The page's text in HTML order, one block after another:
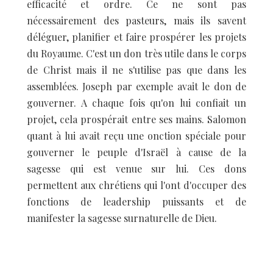
efficacité et ordre. Ce ne sont pas
nécessairement des pasteurs, mais ils savent
déléguer, planifier et faire prospérer les projets
du Royaume. C'est un don très utile dans le corps
de Christ mais il ne s'utilise pas que dans les
assemblées. Joseph par exemple avait le don de
gouverner. A chaque fois qu'on lui confiait un
projet, cela prospérait entre ses mains. Salomon
quant à lui avait reçu une onction spéciale pour
gouverner le peuple d'Israël à cause de la
sagesse qui est venue sur lui. Ces dons
permettent aux chrétiens qui l'ont d'occuper des
fonctions de leadership puissants et de
manifester la sagesse surnaturelle de Dieu.